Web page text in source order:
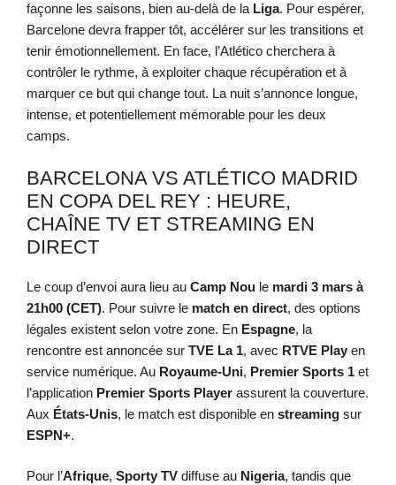
façonne les saisons, bien au-delà de la Liga. Pour espérer,
Barcelone devra frapper tôt, accélérer sur les transitions et
tenir émotionnellement. En face, l’Atlético cherchera à
contrôler le rythme, à exploiter chaque récupération et à
marquer ce but qui change tout. La nuit s’annonce longue,
intense, et potentiellement mémorable pour les deux
camps.
BARCELONA VS ATLÉTICO MADRID
EN COPA DEL REY : HEURE,
CHAÎNE TV ET STREAMING EN
DIRECT
Le coup d’envoi aura lieu au Camp Nou le mardi 3 mars à
21h00 (CET). Pour suivre le match en direct, des options
légales existent selon votre zone. En Espagne, la
rencontre est annoncée sur TVE La 1, avec RTVE Play en
service numérique. Au Royaume-Uni, Premier Sports 1 et
l’application Premier Sports Player assurent la couverture.
Aux États-Unis, le match est disponible en streaming sur
ESPN+.
Pour l’Afrique, Sporty TV diffuse au Nigeria, tandis que